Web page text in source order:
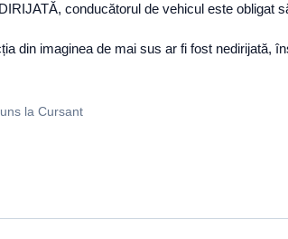
conducătorul de vehicul este obligat
din imaginea de mai sus ar fi fost nedirijată,
la Cursant